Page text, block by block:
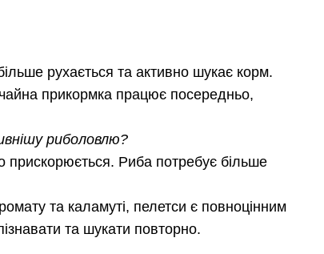
рухається та активно шукає корм.
прикормка працює посередньо,
риболовлю?
прискорюється. Риба потребує більше
та каламуті, пелетси є повноцінним
та шукати повторно.